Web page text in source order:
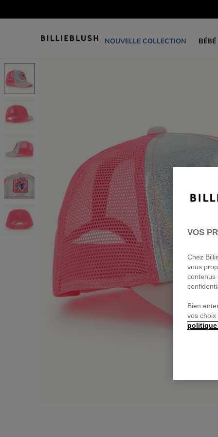
NOUVELLE COLLECTION BÉBÉ
VOS
Chez
vous
contenus
Bien
vos